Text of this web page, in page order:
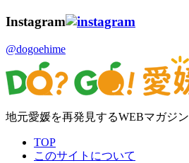
Instagram
@dogoehime
地元愛媛を再発見するWEBマガジン
TOP
このサイトについて